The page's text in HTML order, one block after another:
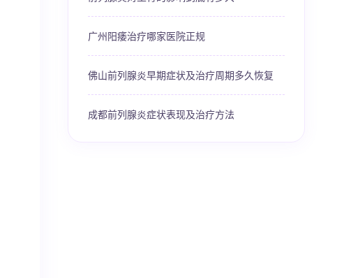
广州阳痿治疗哪家医院正规
佛山前列腺炎早期症状及治疗周期多久恢复
成都前列腺炎症状表现及治疗方法